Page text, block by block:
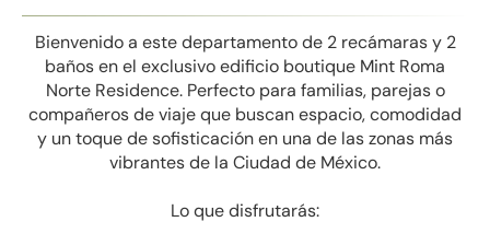
Bienvenido a este departamento de 2 recámaras y 2
baños en el exclusivo edificio boutique Mint Roma
Norte Residence. Perfecto para familias, parejas o
compañeros de viaje que buscan espacio, comodidad
y un toque de sofisticación en una de las zonas más
vibrantes de la Ciudad de México.
Lo que disfrutarás: